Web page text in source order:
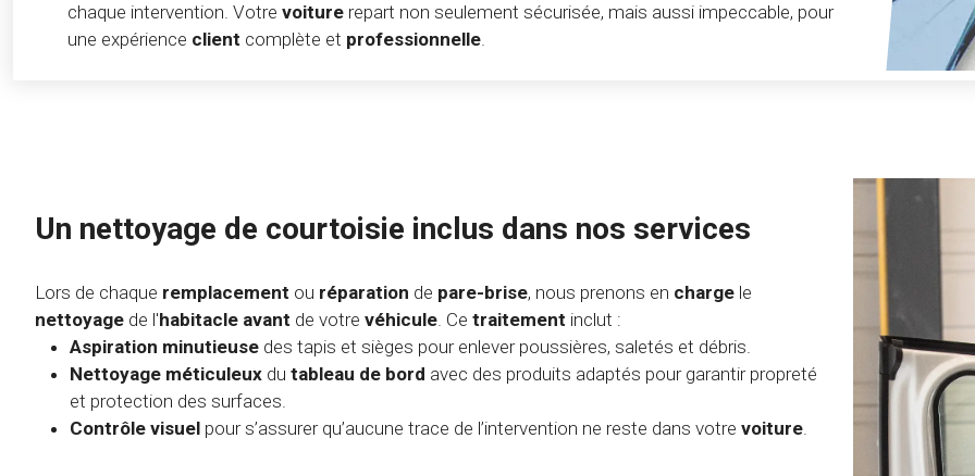
chaque intervention. Votre voiture repart non seulement sécurisée, mais aussi impeccable, pour
une expérience client complète et professionnelle.
Un nettoyage de courtoisie inclus dans nos services
Lors de chaque remplacement ou réparation de pare-brise, nous prenons en charge le
nettoyage de l'habitacle avant de votre véhicule. Ce traitement inclut :
Aspiration minutieuse des tapis et sièges pour enlever poussières, saletés et débris.
Nettoyage méticuleux du tableau de bord avec des produits adaptés pour garantir propreté
et protection des surfaces.
Contrôle visuel pour s’assurer qu’aucune trace de l’intervention ne reste dans votre voiture.